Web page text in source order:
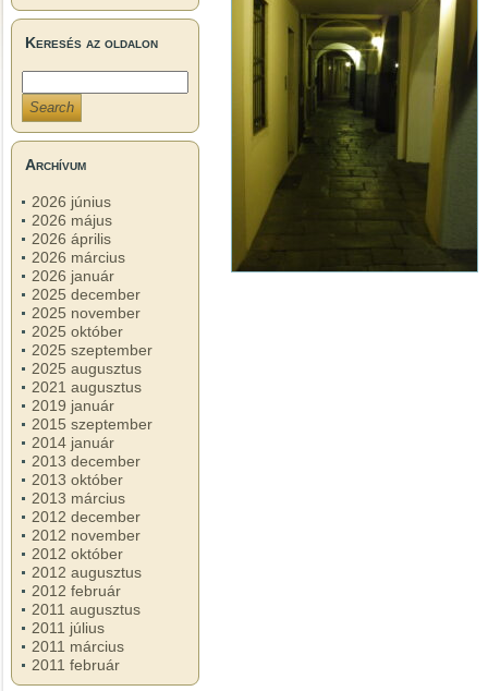
Keresés az oldalon
Archívum
2026 június
2026 május
2026 április
2026 március
2026 január
2025 december
2025 november
2025 október
2025 szeptember
2025 augusztus
2021 augusztus
2019 január
2015 szeptember
2014 január
2013 december
2013 október
2013 március
2012 december
2012 november
2012 október
2012 augusztus
2012 február
2011 augusztus
2011 július
2011 március
2011 február